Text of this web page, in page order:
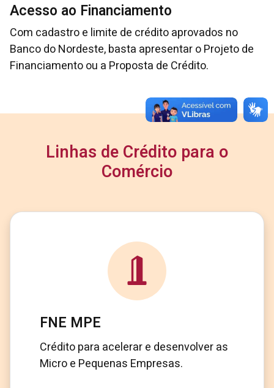
Acesso ao Financiamento
Com cadastro e limite de crédito aprovados no
Banco do Nordeste, basta apresentar o Projeto de
Financiamento ou a Proposta de Crédito.
Linhas de Crédito para o
Comércio
FNE MPE
Crédito para acelerar e desenvolver as
Micro e Pequenas Empresas.